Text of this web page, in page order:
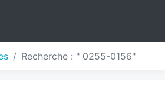
Recherche : " 0255-0156"